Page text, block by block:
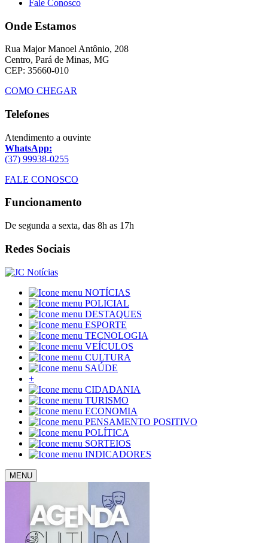
Fale Conosco
Onde Estamos
Rua Major Manoel Antônio, 208
Centro, Pará de Minas, MG
CEP: 35660-010
COMO CHEGAR
Telefones
Atendimento a ouvinte
WhatsApp:
(37) 99938-0255
FALE CONOSCO
Funcionamento
De segunda a sexta, das 8h as 17h
Redes Sociais
NOTÍCIAS
POLICIAL
DESTAQUES
ESPORTE
TECNOLOGIA
VEÍCULOS
CULTURA
SAÚDE
+
CIDADANIA
TURISMO
ECONOMIA
PENSAMENTO POSITIVO
POLÍTICA
SORTEIOS
INDICADORES
MENU